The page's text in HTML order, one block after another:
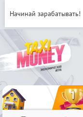
Начинай зарабатывать!